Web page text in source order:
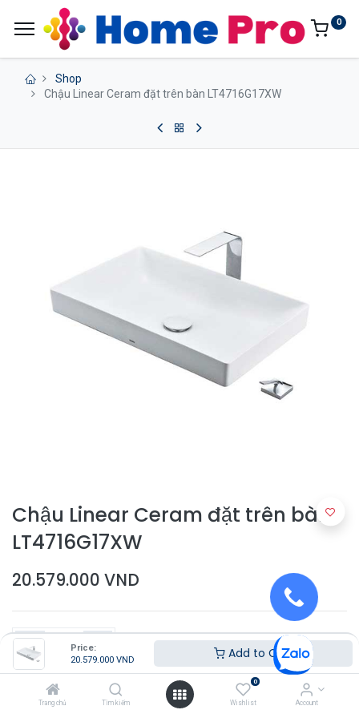
Price:
20.579.000 VND Add to Cart
Trang chủ Tìm kiếm
0
Wishlist Account
0
Shop
Chậu Linear Ceram đặt trên bàn LT4716G17XW
Chậu Linear Ceram đặt trên bàn
LT4716G17XW
20.579.000 VND
Thêm vào giỏ hàng